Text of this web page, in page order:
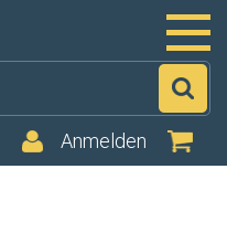
Anmelden